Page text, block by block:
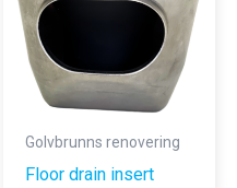
Golvbrunns renovering
Floor drain insert